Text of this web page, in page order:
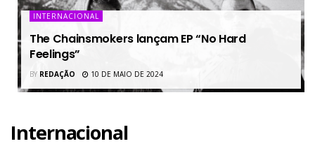
INTERNACIONAL
The Chainsmokers lançam EP “No Hard
Feelings”
BY REDAÇÃO 10 DE MAIO DE 2024
Internacional